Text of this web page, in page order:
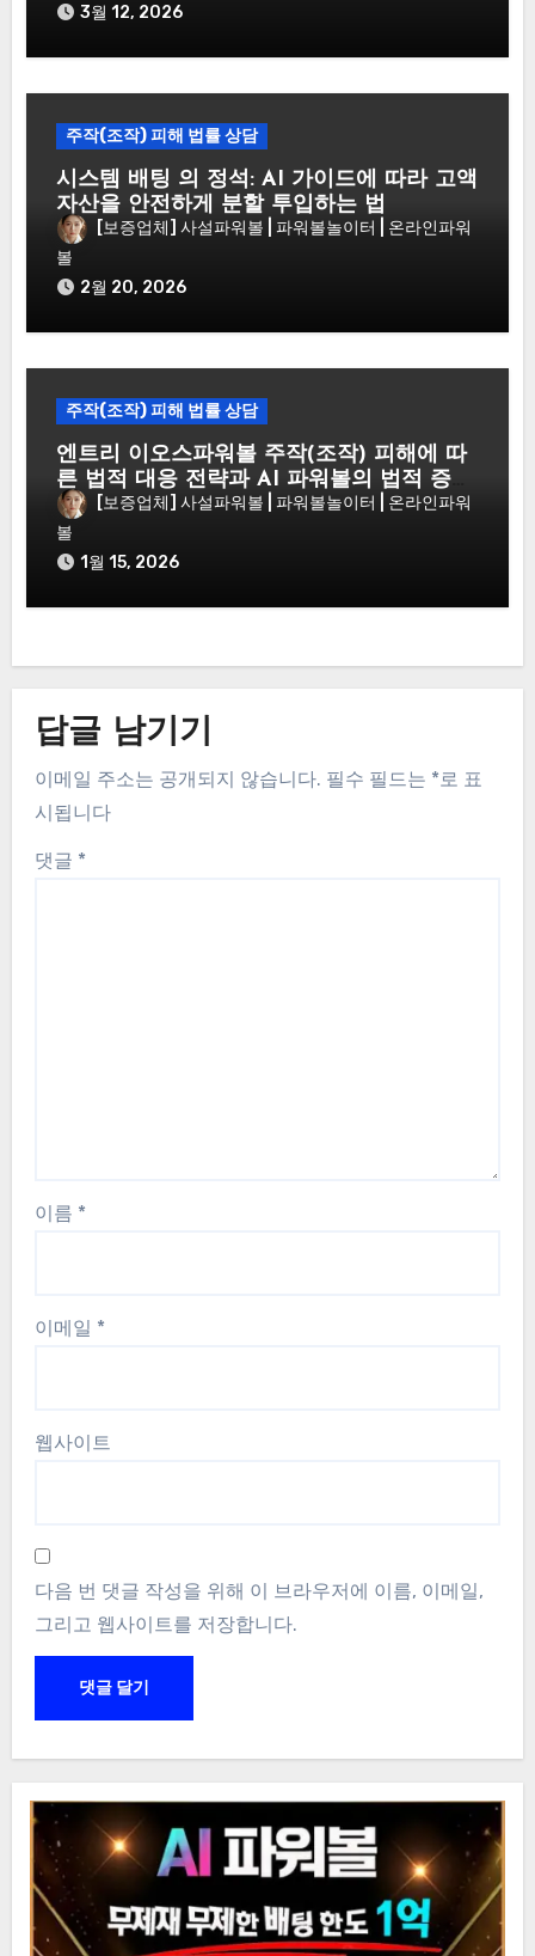
3월 12, 2026
주작(조작) 피해 법률 상담
시스템 배팅 의 정석: AI 가이드에 따라 고액
자산을 안전하게 분할 투입하는 법
[보증업체] 사설파워볼 | 파워볼놀이터 | 온라인파워
볼
2월 20, 2026
주작(조작) 피해 법률 상담
엔트리 이오스파워볼 주작(조작) 피해에 따
른 법적 대응 전략과 AI 파워볼의 법적 증거
력
[보증업체] 사설파워볼 | 파워볼놀이터 | 온라인파워
볼
1월 15, 2026
답글 남기기
이메일 주소는 공개되지 않습니다. 필수 필드는 * 로 표
시됩니다
댓글 *
이름 *
이메일 *
웹사이트
다음 번 댓글 작성을 위해 이 브라우저에 이름, 이메일,
그리고 웹사이트를 저장합니다.